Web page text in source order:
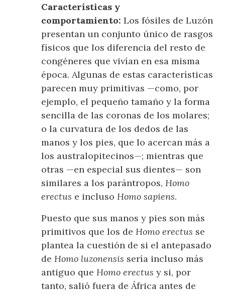
Características y
comportamiento:Los fósiles de Luzón
presentan un conjunto único de rasgos
físicos que los diferencia del resto de
congéneres que vivían en esa misma
época. Algunas de estas características
parecen muy primitivas —como, por
ejemplo, el pequeño tamaño y la forma
sencilla de las coronas de los molares;
o la curvatura de los dedos de las
manos y los pies, que lo acercan más a
los australopitecinos—; mientras que
otras —en especial sus dientes— son
similares a los parántropos,Homo
erectus e inclusoHomo sapiens.
Puesto que sus manos y pies son más
primitivos que los deHomo erectus se
plantea la cuestión de si el antepasado
deHomo luzonensis sería incluso más
antiguo queHomo erectus y si, por
tanto, salió fuera de África antes de